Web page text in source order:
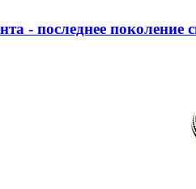
- последнее